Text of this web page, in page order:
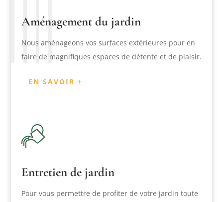
Aménagement du jardin
Nous aménageons vos surfaces extérieures pour en
faire de magnifiques espaces de détente et de plaisir.
EN SAVOIR +
Entretien de jardin
Pour vous permettre de profiter de votre jardin toute